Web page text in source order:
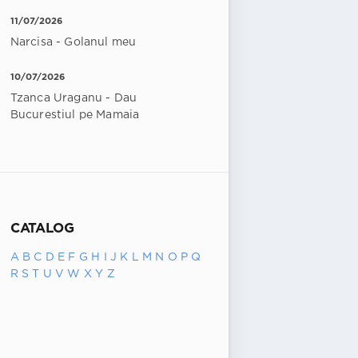
11/07/2026
Narcisa - Golanul meu
10/07/2026
Tzanca Uraganu - Dau
Bucurestiul pe Mamaia
CATALOG
A B C D E F G H J K M N O P Q
R S U V W X Y Z